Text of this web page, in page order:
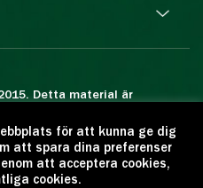
Detta material är
är förbjuden.
men ange källan:
Ansvarig utgivare:
för att kunna ge dig
att spara dina preferenser
att acceptera cookies,
cookies.